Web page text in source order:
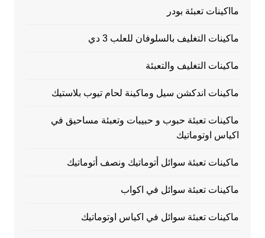
مااكينات تعبئة بودر
ماكينات التغليف بالسلوفان للعلب 3 دي
ماكينات التغليف والتعبئة
ماكينات اندكشن سيل وماكينة لحام تيوب بلاستيك
ماكينات تعبئة حبوب و حبيبات وتعبئة مساحيق في
اكياس اوتوماتيك
ماكينات تعبئة سوائل أتوماتيك ونصف أتوماتيك
ماكينات تعبئة سوائل في اكواب
ماكينات تعبئة سوائل في اكياس اوتوماتيك